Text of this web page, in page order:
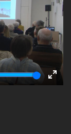
Enter